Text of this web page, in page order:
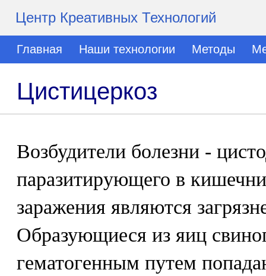
Центр Креативных Технологий
Главная Наши технологии Методы
Цистицеркоз
Возбудители болезни -
паразитирующего в
заражения являются
Образующиеся из яиц
гематогенным путем